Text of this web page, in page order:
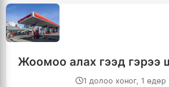
Жоомоо алах гээд гэрээ
1 долоо хоног, 1 өдөр